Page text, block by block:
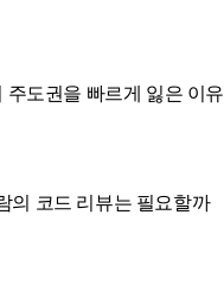
주도권을 빠르게 잃은 이유
의 코드 리뷰는 필요할까